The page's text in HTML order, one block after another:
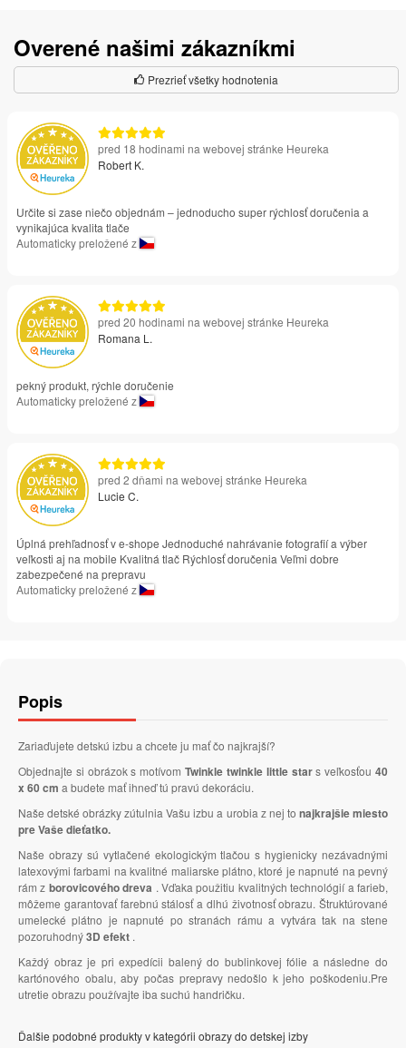
Overené našimi zákazníkmi
Prezrieť všetky hodnotenia
pred 18 hodinami na webovej stránke Heureka
Robert K.
Určite si zase niečo objednám – jednoducho super rýchlosť doručenia a
vynikajúca kvalita tlače
Automaticky preložené z
pred 20 hodinami na webovej stránke Heureka
Romana L.
pekný produkt, rýchle doručenie
Automaticky preložené z
pred 2 dňami na webovej stránke Heureka
Lucie C.
Úplná prehľadnosť v e-shope Jednoduché nahrávanie fotografií a výber
veľkosti aj na mobile Kvalitná tlač Rýchlosť doručenia Veľmi dobre
zabezpečené na prepravu
Automaticky preložené z
Popis
Zariaďujete detskú izbu a chcete ju mať čo najkrajší?
Objednajte si obrázok s motívomTwinkle twinkle little stars veľkosťou40
x 60 cm a budete mať ihneď tú pravú dekoráciu.
Naše detské obrázky zútulnia Vašu izbu a urobia z nej to najkrajšie miesto
pre Vaše dieťatko.
Naše obrazy sú vytlačené ekologickým tlačou s hygienicky nezávadnými
latexovými farbami na kvalitné maliarske plátno, ktoré je napnuté na pevný
rám z borovicového dreva . Vďaka použitiu kvalitných technológií a farieb,
môžeme garantovať farebnú stálosť a dlhú životnosť obrazu. Štruktúrované
umelecké plátno je napnuté po stranách rámu a vytvára tak na stene
pozoruhodný3D efekt .
Každý obraz je pri expedícii balený do bublinkovej fólie a následne do
kartónového obalu, aby počas prepravy nedošlo k jeho poškodeniu.Pre
utretie obrazu používajte iba suchú handričku.
Ďalšie podobné produkty v kategórii obrazy do detskej izby